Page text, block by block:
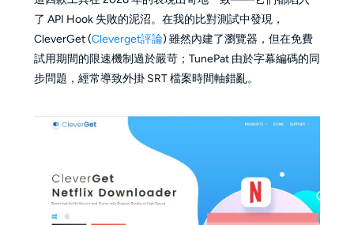
了 API Hook 失敗的泥沼。在我的比對測試中發現，
CleverGet (Cleverget評論) 雖然內建了瀏覽器，但在免費
試用期間的限速機制過於嚴苛；TunePat 由於字幕編碼的同
步問題，經常導致外掛 SRT 檔案時間軸錯亂。